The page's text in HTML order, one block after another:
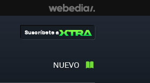
NUEVO
Suscríbete a